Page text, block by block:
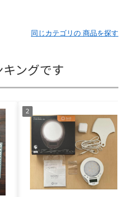
同じカテゴリの 商品を探す
ングです